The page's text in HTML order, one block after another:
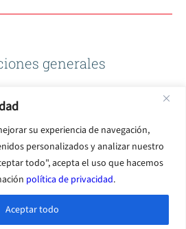
su experiencia de navegación,
personalizados y analizar nuestro
todo", acepta el uso que hacemos
política de privacidad.
Aceptar todo
generales
de privacidad
de uso